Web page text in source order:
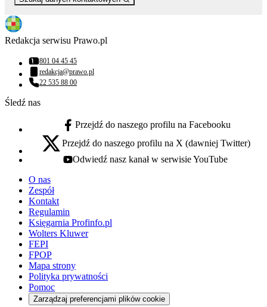
Redakcja serwisu Prawo.pl
Numer telefonu:
801 04 45 45
Adres email:
redakcja@prawo.pl
Numer telefonu:
22 535 88 00
Śledź nas
facebook - otwiera się w nowej karcie
Przejdź do naszego profilu na Facebooku
x - otwiera się w nowej karcie
Przejdź do naszego profilu na X (dawniej Twitter)
youtube - otwiera się w nowej karcie
Odwiedź nasz kanał w serwisie YouTube
O nas
Zespół
Kontakt
Regulamin
Księgarnia Profinfo.pl
Wolters Kluwer
FEPI
FPOP
Mapa strony
Polityka prywatności
Pomoc
Zarządzaj preferencjami plików cookie